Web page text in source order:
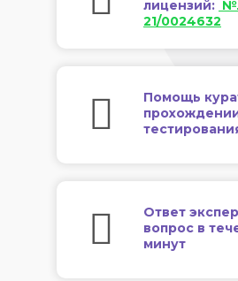
лицензий:
21/0024632
Помощь
Ответ
вопрос в
минут